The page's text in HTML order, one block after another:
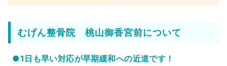
むげん整骨院 桃山御香宮前について
●1日も早い対応が早期緩和への近道です！